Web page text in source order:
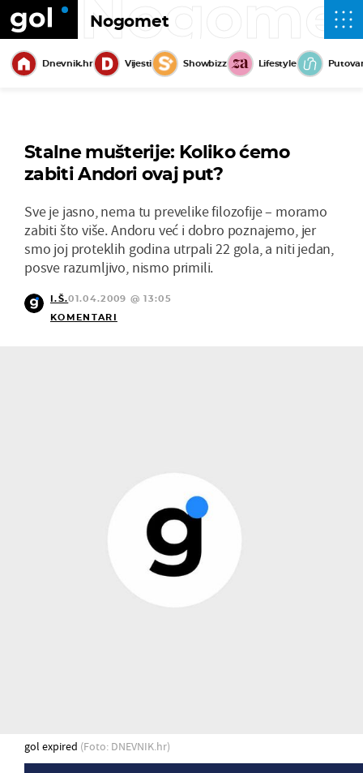
Nogomet
Dnevnik.hr Vijesti Showbizz Lifestyle
Stalne mušterije: Koliko ćemo
zabiti Andori ovaj put?
Sve je jasno, nema tu prevelike filozofije – moramo
zabiti što više. Andoru već i dobro poznajemo, jer
smo joj proteklih godina utrpali 22 gola, a niti jedan,
posve razumljivo, nismo primili.
I.Š.01.04.2009 @ 13:05
KOMENTARI
gol expired (Foto: DNEVNIK.hr)